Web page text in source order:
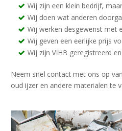
Wij zijn een klein bedrijf,
Wij doen wat anderen
Wij werken desgewenst met
Wij geven een eerlijke prijs
Wij zijn VIHB geregistreerd
Neem snel contact met ons op
oud ijzer en andere materialen te